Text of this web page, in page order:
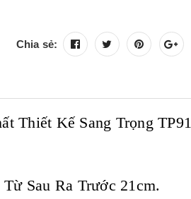
Chia sẻ:
Thiết Kế Sang Trọng TP91
Sau Ra Trước 21cm.